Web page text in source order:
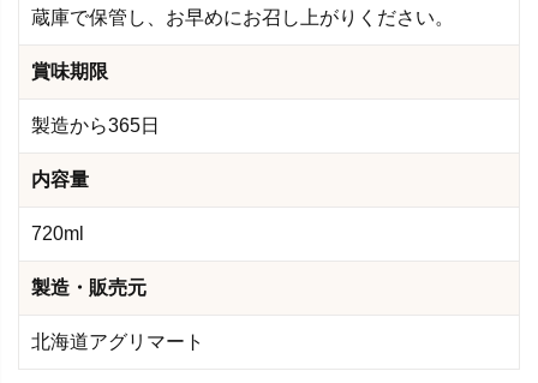
蔵庫で保管し、お早めにお召し上がりください。
賞味期限
製造から365日
内容量
720ml
製造・販売元
北海道アグリマート